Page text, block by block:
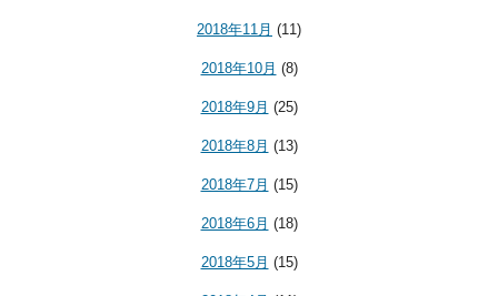
2018年11月 (11)
2018年10月 (8)
2018年9月 (25)
2018年8月 (13)
2018年7月 (15)
2018年6月 (18)
2018年5月 (15)